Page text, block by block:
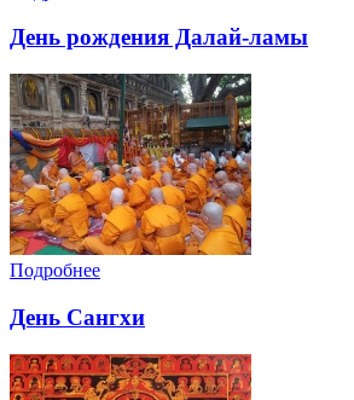
День рождения Далай-ламы
Подробнее
День Сангхи